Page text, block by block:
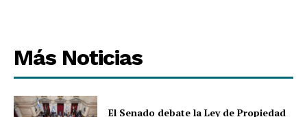
Más Noticias
El Senado debate la Ley de Propiedad